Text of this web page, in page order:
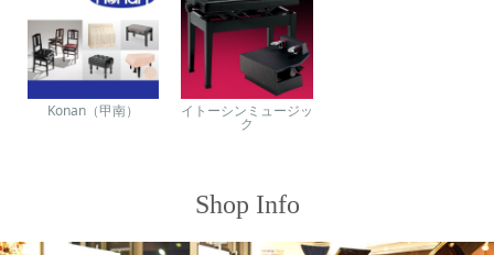
Konan（甲南） イトーシンミュージッ
ク
Shop Info